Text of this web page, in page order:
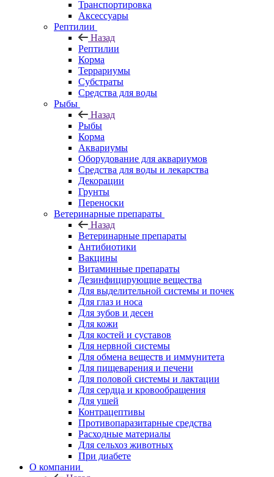
Транспортировка
Аксессуары
Рептилии
Назад
Рептилии
Корма
Террариумы
Субстраты
Средства для воды
Рыбы
Назад
Рыбы
Корма
Аквариумы
Оборудование для аквариумов
Средства для воды и лекарства
Декорации
Грунты
Переноски
Ветеринарные препараты
Назад
Ветеринарные препараты
Антибиотики
Вакцины
Витаминные препараты
Дезинфицирующие вещества
Для выделительной системы и почек
Для глаз и носа
Для зубов и десен
Для кожи
Для костей и суставов
Для нервной системы
Для обмена веществ и иммунитета
Для пищеварения и печени
Для половой системы и лактации
Для сердца и кровообращения
Для ушей
Контрацептивы
Противопаразитарные средства
Расходные материалы
Для сельхоз животных
При диабете
О компании